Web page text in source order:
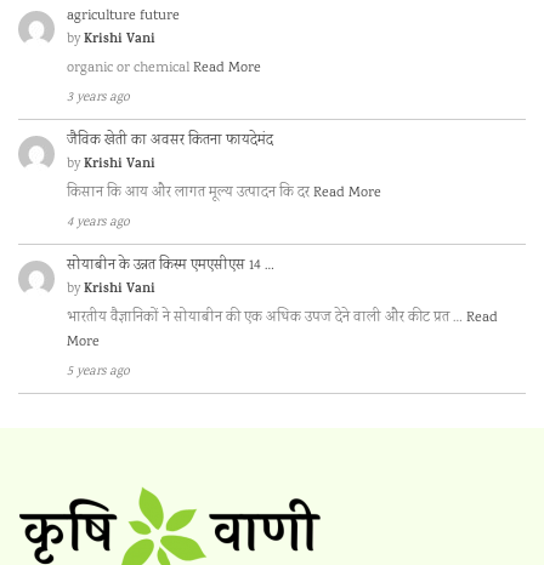
agriculture future
byKrishi Vani
organic or chemicalRead More
3 years ago
जैविक खेती का अवसर कितना फायदेमंद
byKrishi Vani
किसान कि आय और लागत मूल्य उत्पादन कि दरRead More
4 years ago
सोयाबीन के उन्नत किस्म एमएसीएस 14 …
byKrishi Vani
भारतीय वैज्ञानिकों ने सोयाबीन की एक अधिक उपज देने वाली और कीट प्रत … Read
More
5 years ago